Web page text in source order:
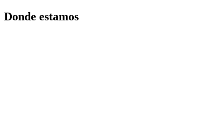
Donde estamos